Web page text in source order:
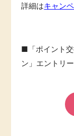
詳細はキャン
■「ポイント
ン」エントリ